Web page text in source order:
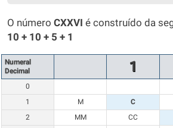
O número CXXVI é construído da
10 + 10 + 5 + 1
Numeral
Decimal
1
0
1
M C
2
MM CC